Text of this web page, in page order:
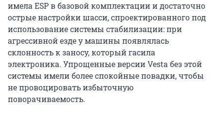
имела ESP в базовой комплектации и достаточно
острые настройки шасси, спроектированного под
использование системы стабилизации: при
агрессивной езде у машины появлялась
склонность к заносу, который гасила
электроника. Упрощенные версии Vesta без этой
системы имели более спокойные повадки, чтобы
не провоцировать избыточную
поворачиваемость.